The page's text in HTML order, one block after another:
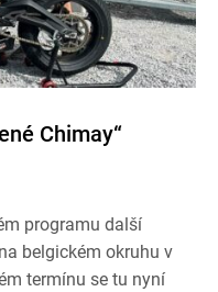
Chimay“
programu další
belgickém okruhu v
termínu se tu nyní